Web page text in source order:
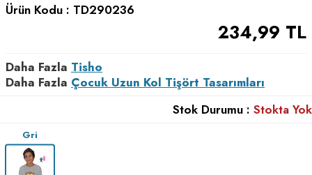
Ürün Kodu : TD290236
234,99 TL
Daha Fazla Tisho
Daha Fazla Çocuk Uzun Kol Tişört Tasarımları
Stok Durumu : Stokta Yok
Gri